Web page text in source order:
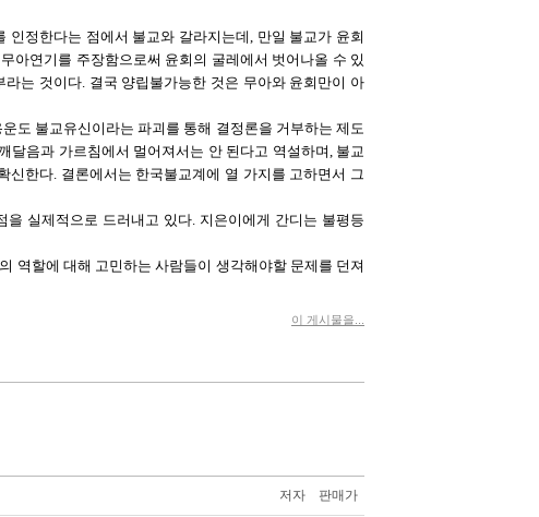
정한다는 점에서 불교와 갈라지는데, 만일 불교가 윤회
아연기를 주장함으로써 윤회의 굴레에서 벗어나올 수 있
는 것이다. 결국 양립불가능한 것은 무아와 윤회만이 아
도 불교유신이라는 파괴를 통해 결정론을 거부하는 제도
달음과 가르침에서 멀어져서는 안 된다고 역설하며, 불교
한다. 결론에서는 한국불교계에 열 가지를 고하면서 그
실제적으로 드러내고 있다. 지은이에게 간디는 불평등
역할에 대해 고민하는 사람들이 생각해야할 문제를 던져
이 게시물을...
저자 판매가